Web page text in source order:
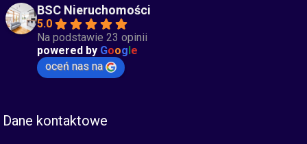
BSC Nieruchomości
5.0
Na podstawie 23 opinii
powered by Google
oceń nas na
Dane kontaktowe